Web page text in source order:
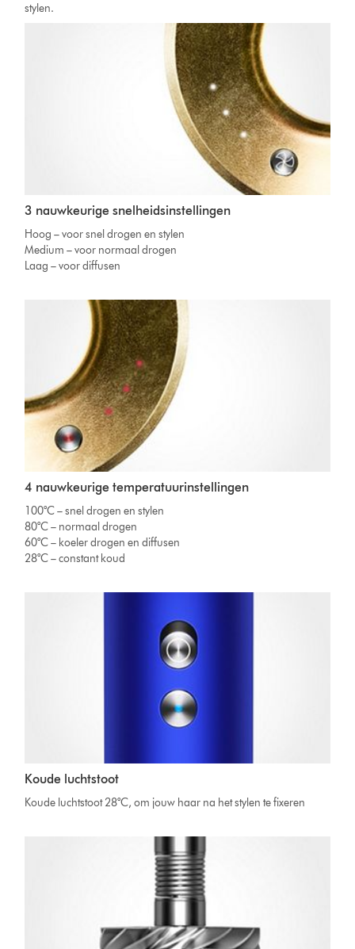
stylen.
3 nauwkeurige snelheidsinstellingen
Hoog – voor snel drogen en stylen
Medium – voor normaal drogen
Laag – voor diffusen
4 nauwkeurige temperatuurinstellingen
100°C – snel drogen en stylen
80°C – normaal drogen
60°C – koeler drogen en diffusen
28°C – constant koud
Koude luchtstoot
Koude luchtstoot 28°C, om jouw haar na het stylen te fixeren